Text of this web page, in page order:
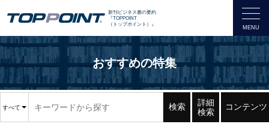
新刊ビジネス書の要約
『TOPPOINT
（トップポイント）』
おすすめの特集
すべて 検索
詳細
検索
コンテンツ